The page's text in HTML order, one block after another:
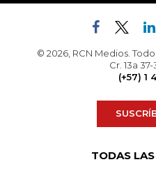
© 2026, RCN Medios.
Cr. 13a
(+57) 1
TODAS